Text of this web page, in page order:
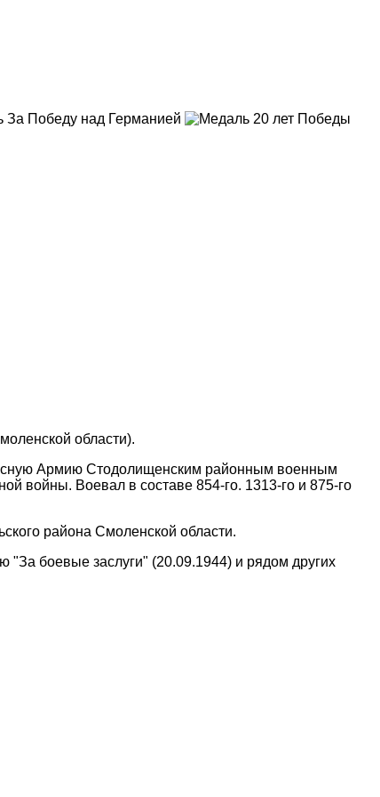
области).
Армию Стодолищенским районным военным
войны. Воевал в составе 854-го. 1313-го и 875-го
района Смоленской области.
боевые заслуги" (20.09.1944) и рядом других